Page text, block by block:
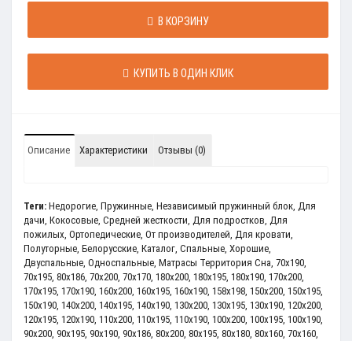
В КОРЗИНУ
КУПИТЬ В ОДИН КЛИК
Описание Характеристики Отзывы (0)
Теги: Недорогие, Пружинные, Независимый пружинный блок, Для
дачи, Кокосовые, Средней жесткости, Для подростков, Для
пожилых, Ортопедические, От производителей, Для кровати,
Полуторные, Белорусские, Каталог, Спальные, Хорошие,
Двуспальные, Односпальные, Матрасы Территория Сна, 70x190,
70x195, 80x186, 70x200, 70х170, 180x200, 180x195, 180x190, 170x200,
170x195, 170x190, 160x200, 160x195, 160x190, 158x198, 150x200, 150x195,
150x190, 140x200, 140x195, 140x190, 130x200, 130x195, 130x190, 120x200,
120x195, 120x190, 110x200, 110х195, 110х190, 100x200, 100x195, 100x190,
90x200, 90x195, 90x190, 90x186, 80x200, 80x195, 80x180, 80x160, 70x160,